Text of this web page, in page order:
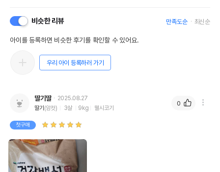
비슷한 리뷰 만족도순 최신순
아이를 등록하면 비슷한 후기를 확인할 수 있어요.
우리 아이 등록하러 가기
딸기딸
2025.08.27
딸기 (암컷) 3살 9kg 웰시코기
첫구매
0